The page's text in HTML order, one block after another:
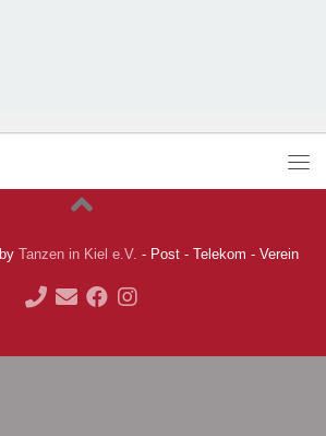
Tanzen in Kiel e.V. - Post - Telekom - Verein